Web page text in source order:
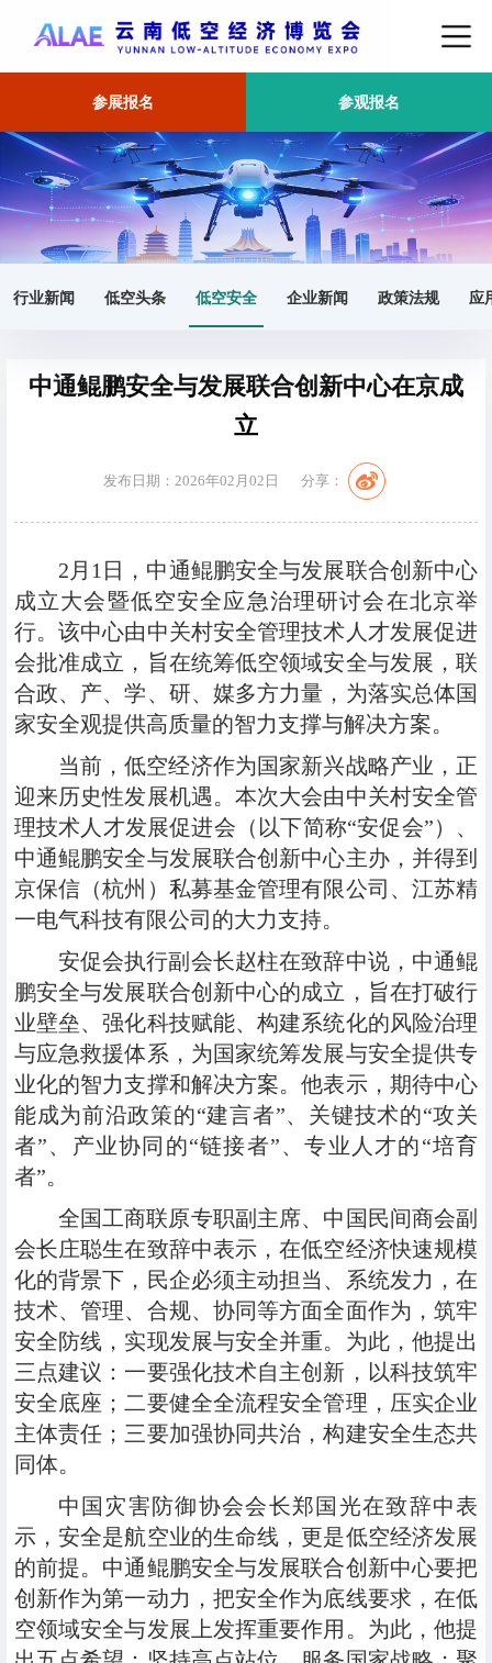
参展报名 参观报名
行业新闻 低空头条 低空安全 企业新闻 政策法规 应
首页 低空安全 正文
中通鲲鹏安全与发展联合创新中心在京成
立
发布日期：2026年02月02日 分享：
2月1日，中通鲲鹏安全与发展联合创新中心
成立大会暨低空安全应急治理研讨会在北京举
行。该中心由中关村安全管理技术人才发展促进
会批准成立，旨在统筹低空领域安全与发展，联
合政、产、学、研、媒多方力量，为落实总体国
家安全观提供高质量的智力支撑与解决方案。
当前，低空经济作为国家新兴战略产业，正
迎来历史性发展机遇。本次大会由中关村安全管
理技术人才发展促进会（以下简称“安促会”）、
中通鲲鹏安全与发展联合创新中心主办，并得到
京保信（杭州）私募基金管理有限公司、江苏精
一电气科技有限公司的大力支持。
安促会执行副会长赵柱在致辞中说，中通鲲
鹏安全与发展联合创新中心的成立，旨在打破行
业壁垒、强化科技赋能、构建系统化的风险治理
与应急救援体系，为国家统筹发展与安全提供专
业化的智力支撑和解决方案。他表示，期待中心
能成为前沿政策的“建言者”、关键技术的“攻关
者”、产业协同的“链接者”、专业人才的“培育
者”。
全国工商联原专职副主席、中国民间商会副
会长庄聪生在致辞中表示，在低空经济快速规模
化的背景下，民企必须主动担当、系统发力，在
技术、管理、合规、协同等方面全面作为，筑牢
安全防线，实现发展与安全并重。为此，他提出
三点建议：一要强化技术自主创新，以科技筑牢
安全底座；二要健全全流程安全管理，压实企业
主体责任；三要加强协同共治，构建安全生态共
同体。
中国灾害防御协会会长郑国光在致辞中表
示，安全是航空业的生命线，更是低空经济发展
的前提。中通鲲鹏安全与发展联合创新中心要把
创新作为第一动力，把安全作为底线要求，在低
空领域安全与发展上发挥重要作用。为此，他提